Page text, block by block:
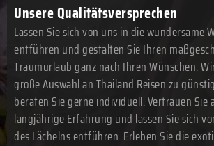
Unsere Qualitätsversprechen
Lassen Sie sich von uns in die wundersame
entführen und gestalten Sie Ihren
Traumurlaub ganz nach Ihren Wünschen.
große Auswahl an Thailand Reisen zu
beraten Sie gerne individuell. Vertrauen Sie
langjährige Erfahrung und lassen Sie sich
des Lächelns entführen. Erleben Sie die